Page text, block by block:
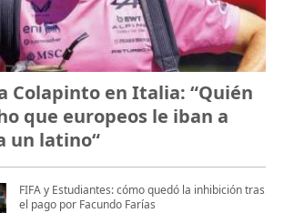
Colapinto en Italia: “Quién
que europeos le iban a
un latino“
FIFA y Estudiantes: cómo quedó la inhibición tras
el pago por Facundo Farías